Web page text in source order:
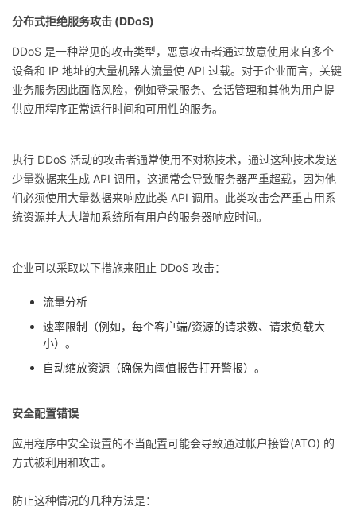
分布式拒绝服务攻击 (DDoS)
DDoS 是一种常见的攻击类型，恶意攻击者通过故意使用来自多个
设备和 IP 地址的大量机器人流量使 API 过载。对于企业而言，关键
业务服务因此面临风险，例如登录服务、会话管理和其他为用户提
供应用程序正常运行时间和可用性的服务。
执行 DDoS 活动的攻击者通常使用不对称技术，通过这种技术发送
少量数据来生成 API 调用，这通常会导致服务器严重超载，因为他
们必须使用大量数据来响应此类 API 调用。此类攻击会严重占用系
统资源并大大增加系统所有用户的服务器响应时间。
企业可以采取以下措施来阻止 DDoS 攻击：
流量分析
速率限制（例如，每个客户端/资源的请求数、请求负载大
小）。
自动缩放资源（确保为阈值报告打开警报）。
安全配置错误
应用程序中安全设置的不当配置可能会导致通过帐户接管(ATO) 的
方式被利用和攻击。
防止这种情况的几种方法是：